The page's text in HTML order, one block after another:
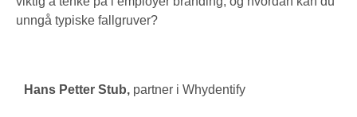
unngå typiske fallgruver?
Hans Petter Stub, partner i Whydentify